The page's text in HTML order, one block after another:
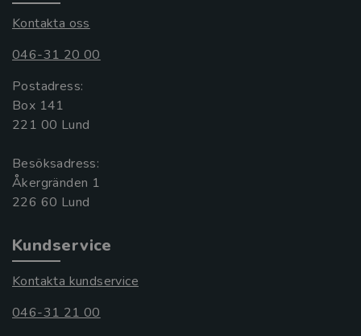
Kontakta oss
046-31 20 00
Postadress:
Box 141
221 00 Lund
Besöksadress:
Åkergränden 1
Kundservice
Kontakta kundservice
046-31 21 00